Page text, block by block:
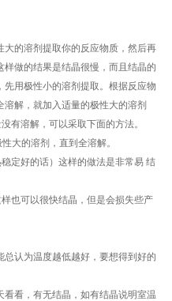
的溶剂提取你的反应物质，然后再
做的结果是结晶很慢，而且结晶的
用极性小的溶剂提取。根据反应物
解，就加入适量的极性大的溶剂
有溶解，可以采取下面的方法。
大的溶剂，直到全溶解。
定好的话）这样的做法是非常易 结
也可以很快结晶，但是会损失些产
认为温度越低越好，要想得到好的
看，有无结晶，如有结晶说明室温